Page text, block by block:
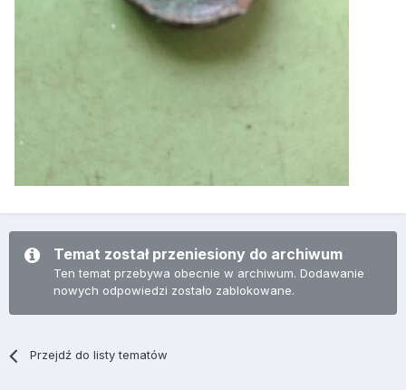
Temat został przeniesiony do archiwum
Ten temat przebywa obecnie w archiwum. Dodawanie
nowych odpowiedzi zostało zablokowane.
Przejdź do listy tematów